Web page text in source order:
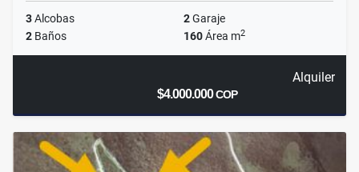
3Alcobas 2Garaje
2 Baños 160Área m2
Alquiler
$4.000.000COP